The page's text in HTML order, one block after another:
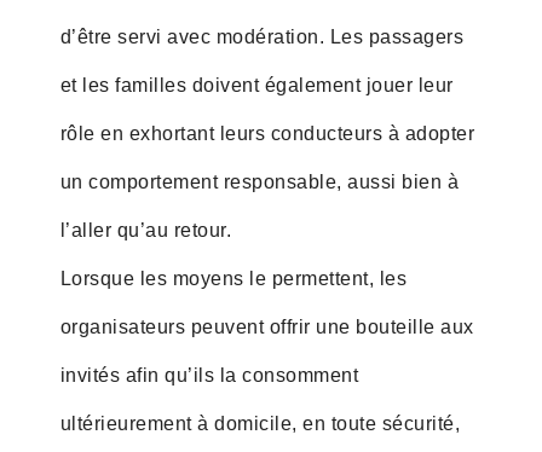
d’être servi avec modération. Les passagers
et les familles doivent également jouer leur
rôle en exhortant leurs conducteurs à adopter
un comportement responsable, aussi bien à
l’aller qu’au retour.
Lorsque les moyens le permettent, les
organisateurs peuvent offrir une bouteille aux
invités afin qu’ils la consomment
ultérieurement à domicile, en toute sécurité,